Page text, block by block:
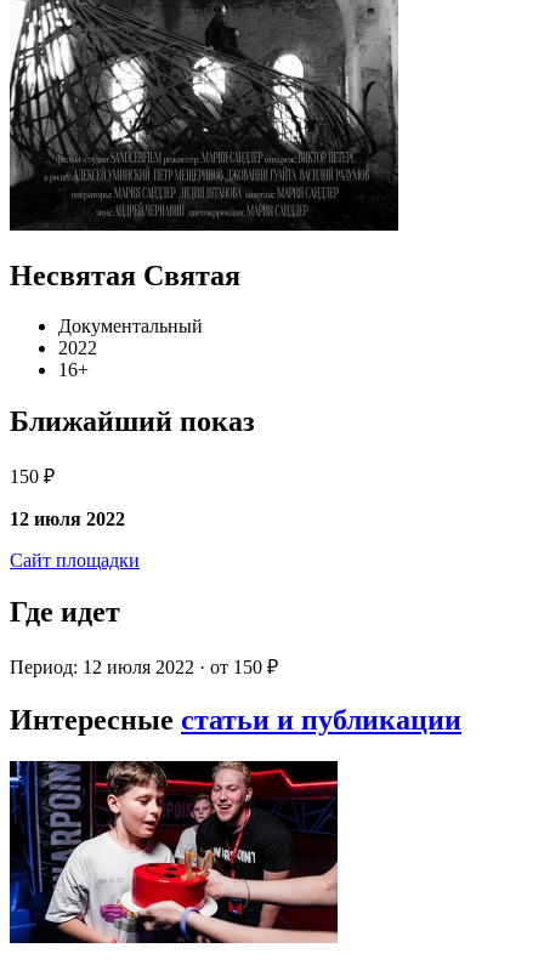
Несвятая Святая
Документальный
2022
16+
Ближайший показ
150 ₽
12 июля 2022
Сайт площадки
Где идет
Период: 12 июля 2022 · от 150 ₽
Интересные статьи и публикации